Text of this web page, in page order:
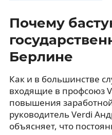
Почему
Берлине
Как и в большинстве
входящие в профсоюз
повышения
руководитель Verdi
объясняет, что